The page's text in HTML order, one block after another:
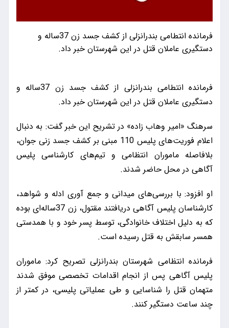
فرمانده انتطامی بندرانزلی از کشف جسد زن 37ساله و
دستگیری عاملان قتل در این شهرستان خبر داد.
فرمانده انتطامی بندرانزلی از کشف جسد زن 37ساله و
دستگیری عاملان قتل در این شهرستان خبر داد.
سرهنگ «امیر وهاب زاده» در تشریح این خبر گفت: به دنبال
اعلام فوریت‌های پلیس 110 مبنی بر کشف جسد زنی جوان،
بلافاصله ماموران انتظامی و تیم‌های کارشناسی پلیس
آگاهی در محل حاضر شدند.
او افزود: با بررسی‌های میدانی و جمع آوری ادله و شواهد،
کارشناسان پلیس آگاهی دریافتند مقتول، زن 37ساله‌ای بوده
که به دلیل اختلاف خانوادگی، توسط پسر خود و با همدستی
همسر سابقش به قتل رسیده است.
فرمانده انتظامی شهرستان بندرانزلی تصریح کرد: ماموران
پلیس آگاهی پس از انجام اقدامات تخصصی موفق شدند
متهمان قتل را شناسایی و طی عملیاتی پلیسی، در کمتر از
چند ساعت دستگیر کنند.